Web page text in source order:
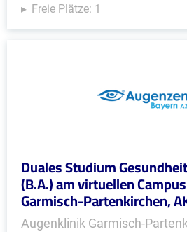
Freie Plätze: 1
Duales Studium
(B.A.) am virtuellen
Garmisch-Partenkirchen,
Augenklinik Garmisch-